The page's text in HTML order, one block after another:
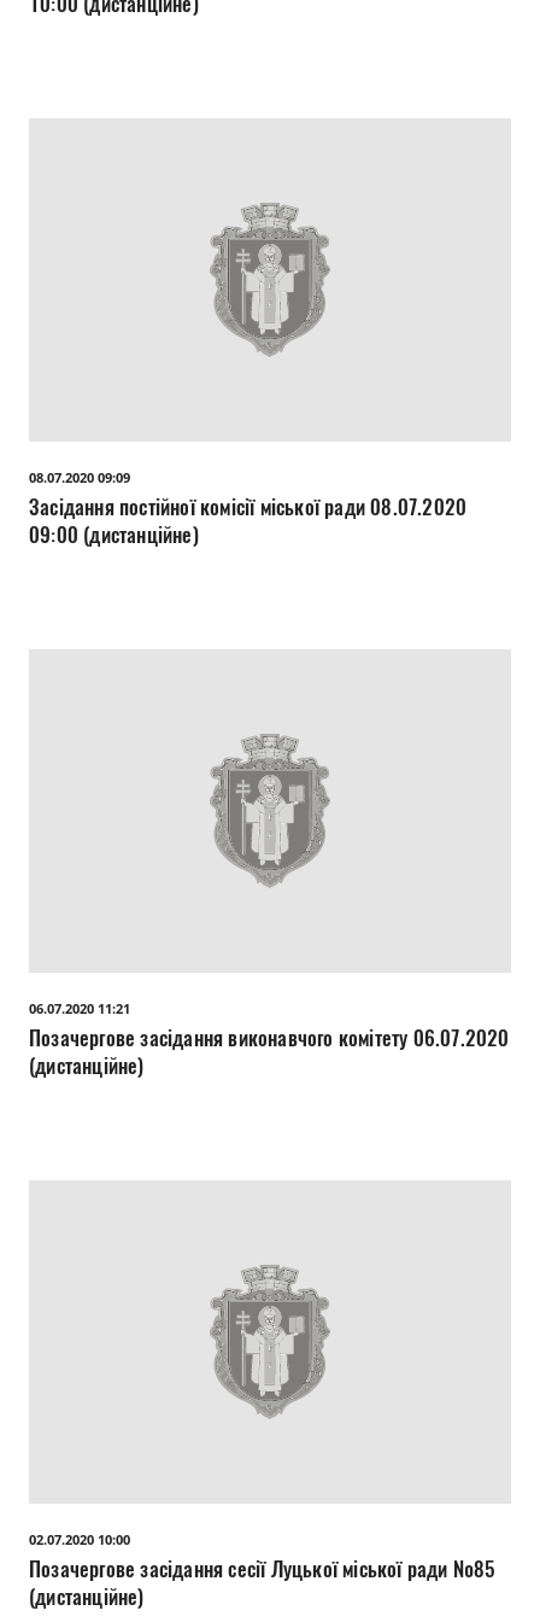
08.07.2020 09:09
Засідання постійної комісії міської ради 08.07.2020
09:00 (дистанційне)
06.07.2020 11:21
Позачергове засідання виконавчого комітету 06.07.2020
(дистанційне)
02.07.2020 10:00
Позачергове засідання сесії Луцької міської ради №85
(дистанційне)